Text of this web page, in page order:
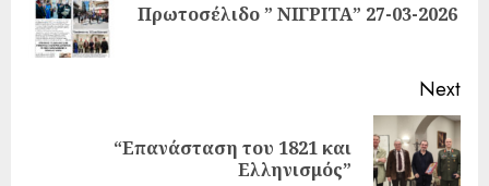
Πρωτοσέλιδο ” ΝΙΓΡΙΤΑ” 27-03-2026
Next
“Επανάσταση του 1821 και
Ελληνισμός”